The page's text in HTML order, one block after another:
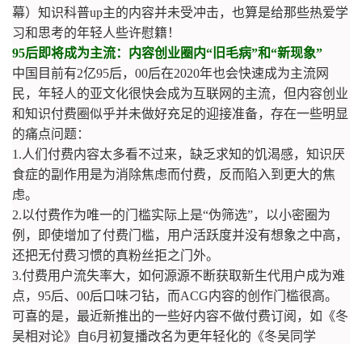
幕）知识科普up主的内容并未受冲击，也算是给那些热爱学
习和思考的年轻人些许慰籍！
95后即将成为主流：内容创业圈内“旧毛病”和“新现象”
中国目前有2亿95后，00后在2020年也会快速成为主流网
民，年轻人的亚文化很快会成为互联网的主流，但内容创业
和知识付费圈似乎并未做好充足的迎接准备，存在一些明显
的痛点问题：
1.人们付费内容太多看不过来，缺乏求知的饥渴感，知识厌
食症的副作用是为消除焦虑而付费，反而陷入到更大的焦
虑。
2.以付费作为唯一的门槛实际上是“伪筛选”，以小密圈为
例，即使增加了付费门槛，用户活跃度并没有想象之中高，
还把无付费习惯的真粉丝拒之门外。
3.付费用户流失率大，如何源源不断获取新生代用户成为难
点，95后、00后口味刁钻，而ACG内容的创作门槛很高。
可喜的是，最近新推出的一些好内容不做付费订阅，如《冬
吴相对论》自6月初复播改名为更年轻化的《冬吴同学